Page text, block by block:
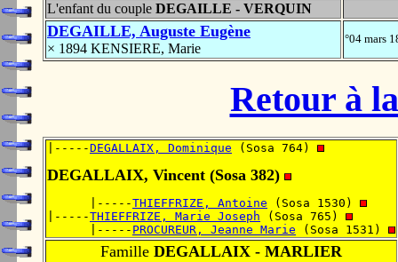
L'enfant du couple DEGAILLE - VERQUIN
DEGAILLE, Auguste Eugène
× 1894 KENSIERE, Marie
°04 mars
Retour à
|-----DEGALLAIX, Dominique (Sosa 764)
DEGALLAIX, Vincent (Sosa 382)
      |-----
THIEFFRIZE, Antoine (Sosa 1530)
|-----THIEFFRIZE, Marie Joseph (Sosa 765)
      |-----
PROCUREUR, Jeanne Marie (Sosa 1531)
Famille DEGALLAIX - MARLIER